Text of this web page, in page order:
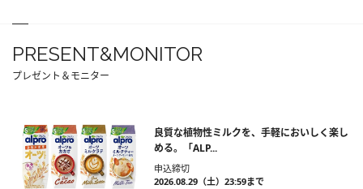
PRESENT&MONITOR
プレゼント＆モニター
良質な植物性ミルクを、手軽においしく楽し
める。「ALP...
申込締切
2026.08.29（土）23:59まで